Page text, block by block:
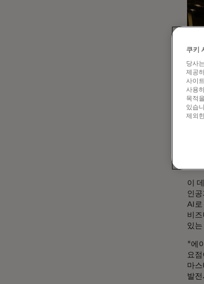
리
이
인
AI로
비
있
"에
요
마
발
쿠키
당사
제공
사이
사용
목적
있습
제외